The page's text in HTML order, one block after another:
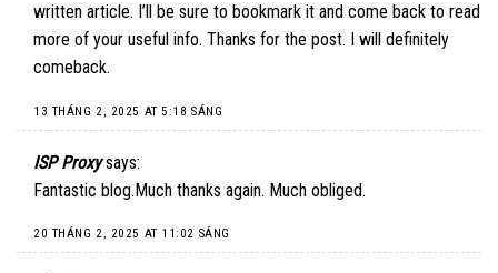
written article. I’ll be sure to bookmark it and come back to read
more of your useful info. Thanks for the post. I will definitely
comeback.
13 THÁNG 2, 2025 AT 5:18 SÁNG
ISP Proxy says:
Fantastic blog.Much thanks again. Much obliged.
20 THÁNG 2, 2025 AT 11:02 SÁNG